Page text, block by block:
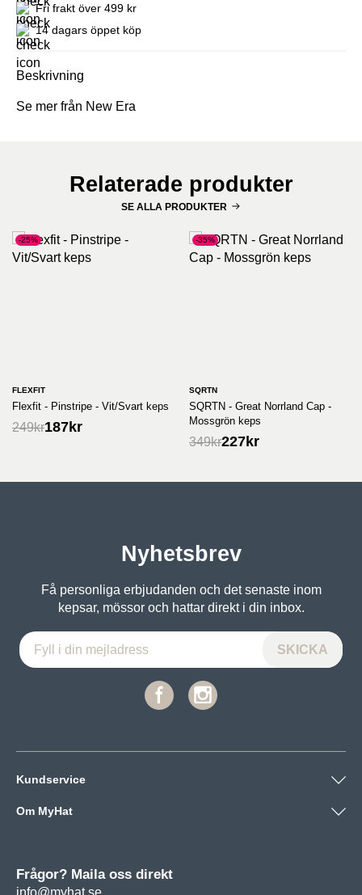
Fri frakt över 499 kr
14 dagars öppet köp
Beskrivning
Se mer från New Era
Relaterade produkter
SE ALLA PRODUKTER
-25%
FLEXFIT
Flexfit - Pinstripe - Vit/Svart keps
249kr187kr
-35%
SQRTN
SQRTN - Great Norrland Cap -
Mossgrön keps
349kr227kr
Nyhetsbrev
Få personliga erbjudanden och det senaste inom
kepsar, mössor och hattar direkt i din inbox.
Kundservice
Om MyHat
Frågor? Maila oss direkt